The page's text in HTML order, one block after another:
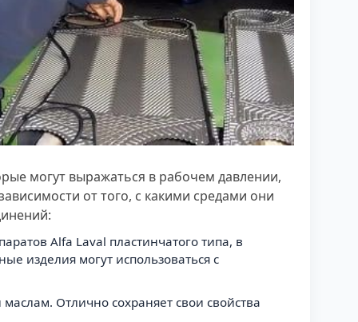
могут выражаться в рабочем давлении,
от того, с какими средами они
Alfa Laval пластинчатого типа, в
изделия могут использоваться с
Отлично сохраняет свои свойства